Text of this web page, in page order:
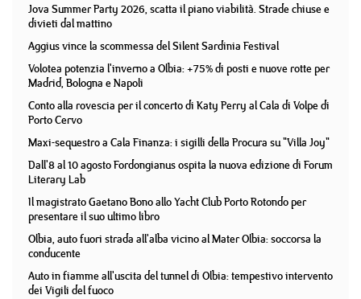
Jova Summer Party 2026, scatta il piano viabilità. Strade chiuse e
divieti dal mattino
Aggius vince la scommessa del Silent Sardinia Festival
Volotea potenzia l'inverno a Olbia: +75% di posti e nuove rotte per
Madrid, Bologna e Napoli
Conto alla rovescia per il concerto di Katy Perry al Cala di Volpe di
Porto Cervo
Maxi-sequestro a Cala Finanza: i sigilli della Procura su "Villa Joy"
Dall'8 al 10 agosto Fordongianus ospita la nuova edizione di Forum
Literary Lab
Il magistrato Gaetano Bono allo Yacht Club Porto Rotondo per
presentare il suo ultimo libro
Olbia, auto fuori strada all'alba vicino al Mater Olbia: soccorsa la
conducente
Auto in fiamme all'uscita del tunnel di Olbia: tempestivo intervento
dei Vigili del fuoco